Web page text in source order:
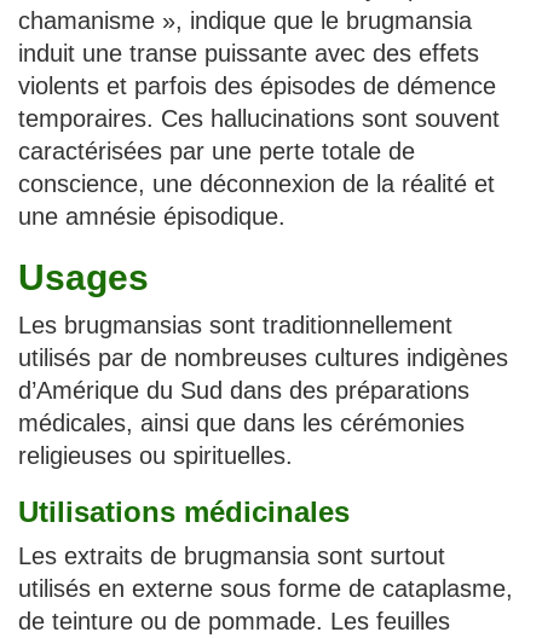
chamanisme », indique que le brugmansia
induit une transe puissante avec des effets
violents et parfois des épisodes de démence
temporaires. Ces hallucinations sont souvent
caractérisées par une perte totale de
conscience, une déconnexion de la réalité et
une amnésie épisodique.
Usages
Les brugmansias sont traditionnellement
utilisés par de nombreuses cultures indigènes
d’Amérique du Sud dans des préparations
médicales, ainsi que dans les cérémonies
religieuses ou spirituelles.
Utilisations médicinales
Les extraits de brugmansia sont surtout
utilisés en externe sous forme de cataplasme,
de teinture ou de pommade. Les feuilles